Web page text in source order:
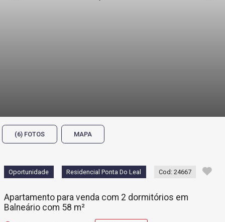
(6) FOTOS MAPA
Oportunidade Residencial Ponta Do Leal Cod: 24667
Apartamento para venda com 2 dormitórios em
Balneário com 58 m²